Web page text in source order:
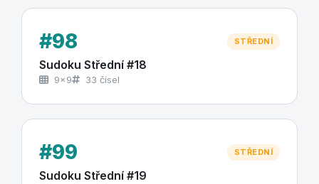
#98 STŘEDNÍ
Sudoku Střední #18
9×9 33 čísel
#99 STŘEDNÍ
Sudoku Střední #19